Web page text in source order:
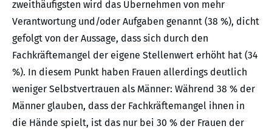
zweithäufigsten wird das Übernehmen von mehr
Verantwortung und/oder Aufgaben genannt (38 %), dicht
gefolgt von der Aussage, dass sich durch den
Fachkräftemangel der eigene Stellenwert erhöht hat (34
%). In diesem Punkt haben Frauen allerdings deutlich
weniger Selbstvertrauen als Männer: Während 38 % der
Männer glauben, dass der Fachkräftemangel ihnen in
die Hände spielt, ist das nur bei 30 % der Frauen der